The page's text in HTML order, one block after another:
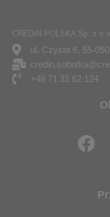
CREDIN POLSKA Sp. z o.o.
ul. Czysta 6, 55-
+48 71 31 62 124
F
a